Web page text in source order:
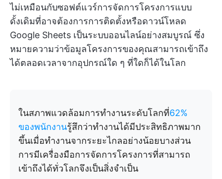
ไม่เหมือนกับซอฟต์แวร์การจัดการโครงการแบบ
ดั้งเดิมที่อาจต้องการการติดตั้งหรือดาวน์โหลด
Google Sheets เป็นระบบออนไลน์อย่างสมบูรณ์ ซึ่ง
หมายความว่าข้อมูลโครงการของคุณสามารถเข้าถึง
ได้ตลอดเวลาจากอุปกรณ์ใด ๆ ที่ใดก็ได้ในโลก
ในสภาพแวดล้อมการทำงานระดับโลกที่62%
ของพนักงานรู้สึกว่าทำงานได้มีประสิทธิภาพมาก
ขึ้นเมื่อทำงานจากระยะไกลอย่างน้อยบางส่วน
การมีเครื่องมือการจัดการโครงการที่สามารถ
เข้าถึงได้ทั่วโลกจึงเป็นสิ่งจำเป็น